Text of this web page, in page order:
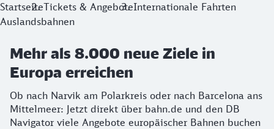
StartseiteTickets & AngeboteInternationale Fahrten
Auslandsbahnen
Mehr als 8.000 neue Ziele in
Europa erreichen
Ob nach Narvik am Polarkreis oder nach Barcelona ans
Mittelmeer: Jetzt direkt über bahn.de und den DB
Navigator viele Angebote europäischer Bahnen buchen